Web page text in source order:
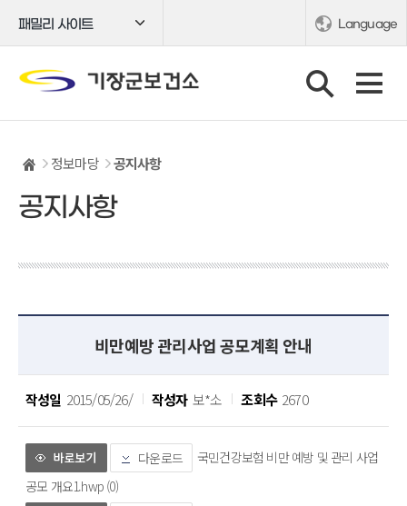
패밀리 사이트 Language
정보마당 공지사항
공지사항
비만예방 관리사업 공모계획 안내
작성일 2015/05/26/ 작성자 보*소 조회수 2670
다운로드
국민건강보험 비만 예방 및 관리 사업
공모 개요1.hwp (0)